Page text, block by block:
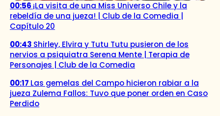
00:56 ¡La visita de una Miss Universo Chile y la
rebeldía de una jueza! | Club de la Comedia |
Capítulo 20
00:43 Shirley, Elvira y Tutu Tutu pusieron de los
nervios a psiquiatra Serena Mente | Terapia de
Personajes | Club de la Comedia
00:17 Las gemelas del Campo hicieron rabiar a la
jueza Zulema Fallos: Tuvo que poner orden en Caso
Perdido